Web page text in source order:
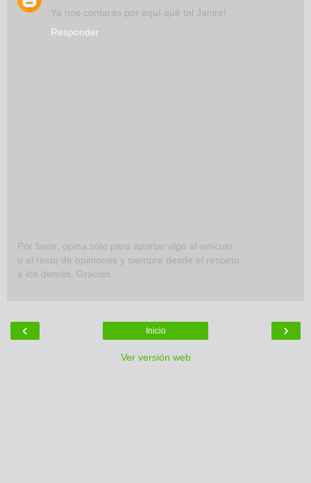
Ya nos contarás por aquí qué tal Janire!
Responder
Por favor, opina sólo para aportar algo al artículo
o al resto de opiniones y siempre desde el respeto
a los demás. Gracias.
‹ ›
Inicio
Ver versión web